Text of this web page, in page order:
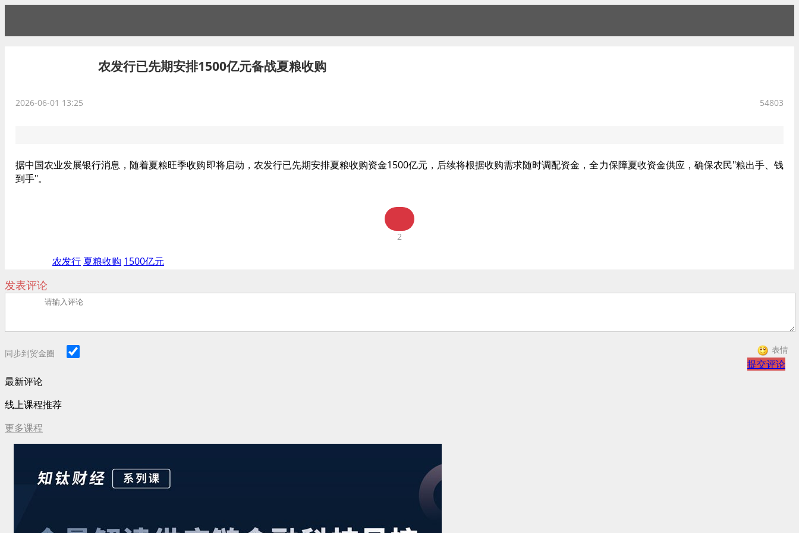
农发行已先期安排1500亿元备战夏粮收购
2026-06-01 13:25 54803
据中国农业发展银行消息，随着夏粮旺季收购即将启动，农发行已先期安排夏粮收购资金1500亿元，后续将根据收购需求随时调配资金，全力保障夏收资金供应，确保农民"粮出手、钱
到手"。
2
农发行 夏粮收购 1500亿元
发表评论
同步到贸金圈 表情
提交评论
最新评论
线上课程推荐
更多课程